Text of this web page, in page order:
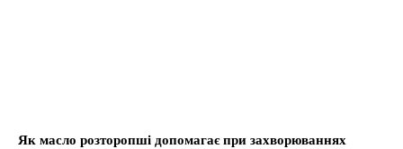
Як масло розторопші допомагає при захворюваннях